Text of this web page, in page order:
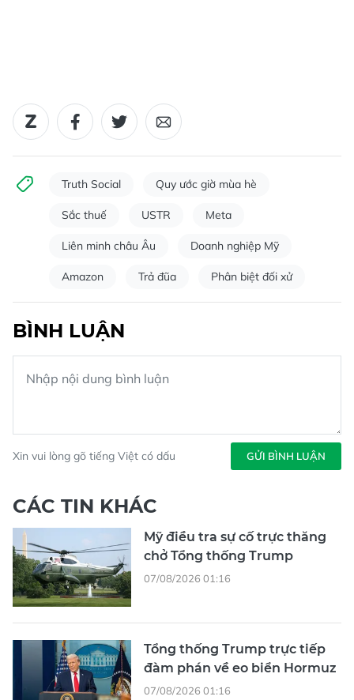
Truth Social Quy ước giờ mùa hè
Sắc thuế USTR Meta
Liên minh châu Âu Doanh nghiệp Mỹ
Amazon Trả đũa Phân biệt đối xử
BÌNH LUẬN
Xin vui lòng gõ tiếng Việt có dấu GỬI BÌNH LUẬN
CÁC TIN KHÁC
Mỹ điều tra sự cố trực thăng
chở Tổng thống Trump
07/08/2026 01:16
Tổng thống Trump trực tiếp
đàm phán về eo biển Hormuz
07/08/2026 01:16